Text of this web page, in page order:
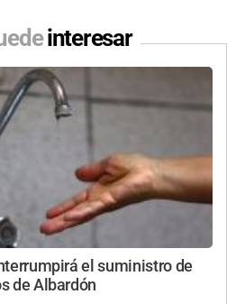
interesar
el suministro de
de Albardón